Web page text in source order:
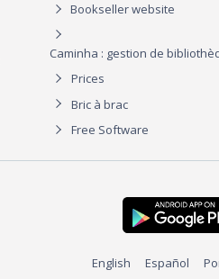
Bookseller website
Caminha : gestion de
Prices
Bric à brac
Free Software
English Español